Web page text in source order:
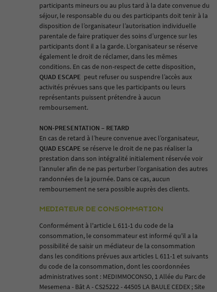
participants mineurs ou au plus tard à la date convenue du
séjour, le responsable du ou des participants doit tenir à la
disposition de l’organisateur l’autorisation individuelle
parentale de faire pratiquer des soins d’urgence sur les
participants dont il a la garde. L’organisateur se réserve
également le droit de réclamer, dans les mêmes
conditions. En cas de non-respect de cette disposition,
QUAD ESCAPE peut refuser ou suspendre l’accès aux
activités prévues sans que les participants ou leurs
représentants puissent prétendre à aucun
remboursement.
NON-PRESENTATION – RETARD
En cas de retard à l’heure convenue avec l’organisateur,
QUAD ESCAPE se réserve le droit de ne pas réaliser la
prestation dans son intégralité initialement réservée voir
l’annuler afin de ne pas perturber l’organisation des autres
randonnées de la journée. Dans ce cas, aucun
remboursement ne sera possible auprès des clients.
MEDIATEUR DE CONSOMMATION
Conformément à l'article L 611-1 du code de la
consommation, le consommateur est informé qu'il a la
possibilité de saisir un médiateur de la consommation
dans les conditions prévues aux articles L 611-1 et suivants
du code de la consommation, dont les coordonnées
administratives sont : MEDIMMOCONSO, 1 Allée du Parc de
Mesemena - Bât A - CS25222 - 44505 LA BAULE CEDEX ; Site